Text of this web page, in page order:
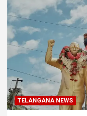
TELANGANA NEWS